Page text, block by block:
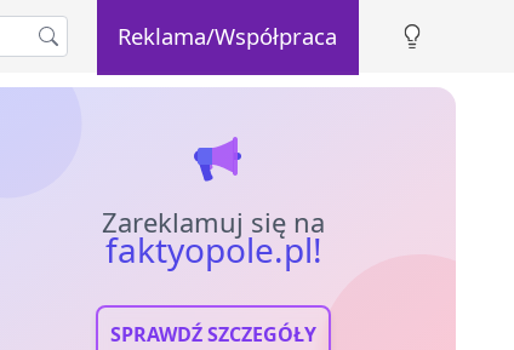
Reklama/Współpraca
Zareklamuj się na
faktyopole.pl!
SPRAWDŹ SZCZEGÓŁY